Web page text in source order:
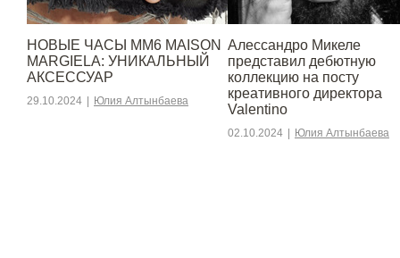
НОВЫЕ ЧАСЫ MM6 MAISON
MARGIELA: УНИКАЛЬНЫЙ
АКСЕССУАР
29.10.2024 Юлия Алтынбаева
Алессандро Микеле
представил дебютную
коллекцию на посту
креативного директора
Valentino
02.10.2024 Юлия Алтынбаева